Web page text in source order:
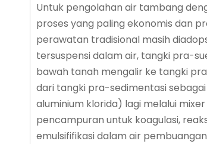
Untuk pengolahan air tambang
proses yang paling ekonomis dan
perawatan tradisional masih
tersuspensi dalam air, tangki pra-
bawah tanah mengalir ke tangki
dari tangki pra-sedimentasi
aluminium klorida) lagi melalui
pencampuran untuk koagulasi,
emulsififikasi dalam air